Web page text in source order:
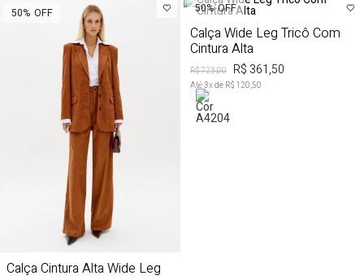
50% OFF
Calça Cintura Alta Wide Leg
50% OFF
Calça Wide Leg Tricô Com
Cintura Alta
R$ 723,00 R$ 361,50
Até3x de R$ 120,50